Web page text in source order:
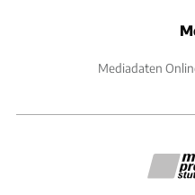
Mediadaten